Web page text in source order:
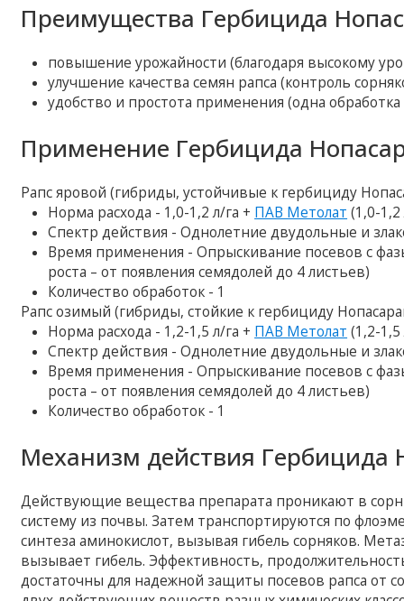
Преимущества Гербицида
повышение урожайности (благодаря высокому
улучшение качества семян рапса (контроль
удобство и простота применения (одна обработка
Применение Гербицида
Рапс яровой (гибриды, устойчивые к гербициду
Норма расхода - 1,0-1,2 л/га + ПАВ Метолат (1,0-1,2
Спектр действия - Однолетние двудольные и
Время применения - Опрыскивание посевов с
роста – от появления семядолей до 4 листьев)
Количество обработок - 1
Рапс озимый (гибриды, стойкие к гербициду
Норма расхода - 1,2-1,5 л/га + ПАВ Метолат (1,2-1,5
Спектр действия - Однолетние двудольные и
Время применения - Опрыскивание посевов с
роста – от появления семядолей до 4 листьев)
Количество обработок - 1
Механизм действия Гербицида
Действующие вещества препарата проникают в
систему из почвы. Затем транспортируются по
синтеза аминокислот, вызывая гибель сорняков.
вызывает гибель. Эффективность,
достаточны для надежной защиты посевов рапса от